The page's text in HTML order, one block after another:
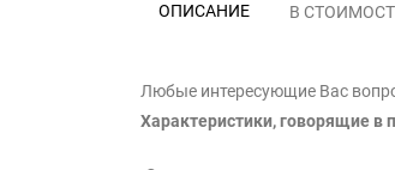
ОПИСАНИЕ В
Любые интересующие Вас
Характеристики, говорящие в